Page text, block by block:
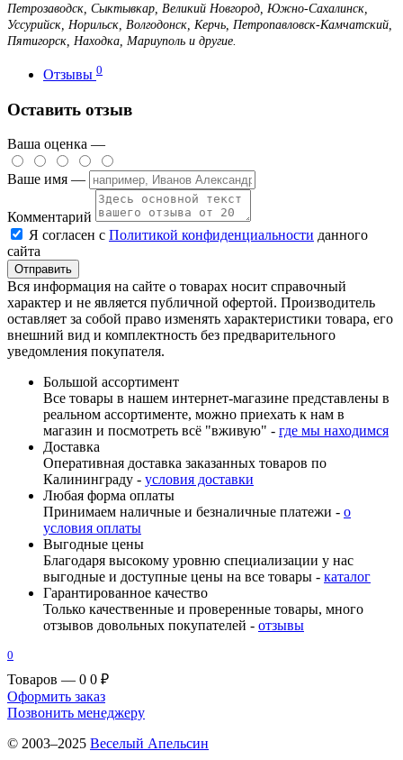
Петрозаводск, Сыктывкар, Великий Новгород, Южно-Сахалинск,
Уссурийск, Норильск, Волгодонск, Керчь, Петропавловск-Камчатский,
Пятигорск, Находка, Мариуполь и другие.
Отзывы 0
Оставить отзыв
Ваша оценка —
Ваше имя —
Комментарий
Я согласен с Политикой конфиденциальности данного
сайта
Вся информация на сайте о товарах носит справочный
характер и не является публичной офертой. Производитель
оставляет за собой право изменять характеристики товара, его
внешний вид и комплектность без предварительного
уведомления покупателя.
Большой ассортимент
Все товары в нашем интернет-магазине представлены в
реальном ассортименте, можно приехать к нам в
магазин и посмотреть всё "вживую" - где мы находимся
Доставка
Оперативная доставка заказанных товаров по
Калининграду - условия доставки
Любая форма оплаты
Принимаем наличные и безналичные платежи - о
условия оплаты
Выгодные цены
Благодаря высокому уровню специализации у нас
выгодные и доступные цены на все товары - каталог
Гарантированное качество
Только качественные и проверенные товары, много
отзывов довольных покупателей - отзывы
0
Товаров — 0 0 ₽
Оформить заказ
Позвонить менеджеру
© 2003–2025 Веселый Апельсин